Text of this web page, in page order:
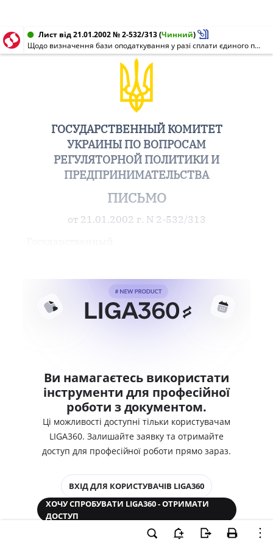
Лист від 21.01.2002 № 2-532/313(Чинний)
Щодо визначення бази оподаткування у разі сплати єдиного податку
ГОСУДАРСТВЕННЫЙ КОМИТЕТ
УКРАИНЫ ПО ВОПРОСАМ
РЕГУЛЯТОРНОЙ ПОЛИТИКИ И
ПРЕДПРИНИМАТЕЛЬСТВА
ПИСЬМО
от 21.01.2002 г. N 2-532/313
Ви намагаєтесь використати
інструменти для професійної
роботи з документом.
Ці можливості доступні тільки користувачам
LIGA360. Залишайте заявку та отримайте
доступ для професійної роботи прямо зараз.
ВХІД ДЛЯ КОРИСТУВАЧІВ LIGA360
ХОЧУ СПРОБУВАТИ LIGA360 - ОТРИМАТИ
ДОСТУП
Законодавство та аналітика